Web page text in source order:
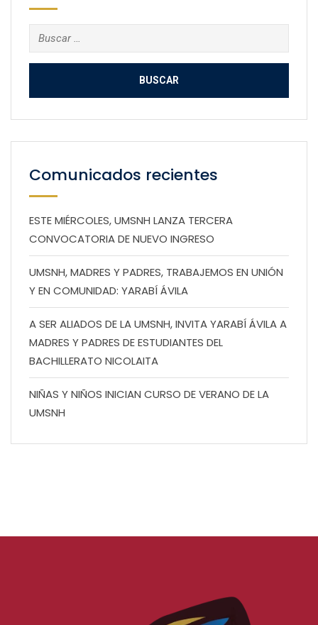
Buscar:
Comunicados recientes
ESTE MIÉRCOLES, UMSNH LANZA TERCERA
CONVOCATORIA DE NUEVO INGRESO
UMSNH, MADRES Y PADRES, TRABAJEMOS EN UNIÓN
Y EN COMUNIDAD: YARABÍ ÁVILA
A SER ALIADOS DE LA UMSNH, INVITA YARABÍ ÁVILA A
MADRES Y PADRES DE ESTUDIANTES DEL
BACHILLERATO NICOLAITA
NIÑAS Y NIÑOS INICIAN CURSO DE VERANO DE LA
UMSNH